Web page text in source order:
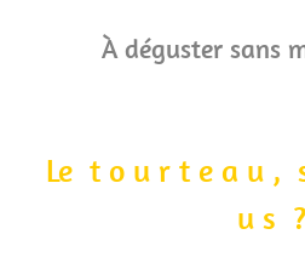
À déguster sans
Le t o u r t e a u ,
u s ?